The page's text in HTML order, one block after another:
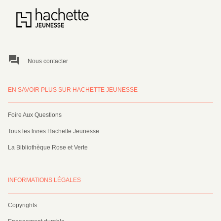
question_answer Nous contacter
EN SAVOIR PLUS SUR HACHETTE JEUNESSE
Foire Aux Questions
Tous les livres Hachette Jeunesse
La Bibliothèque Rose et Verte
INFORMATIONS LÉGALES
Copyrights